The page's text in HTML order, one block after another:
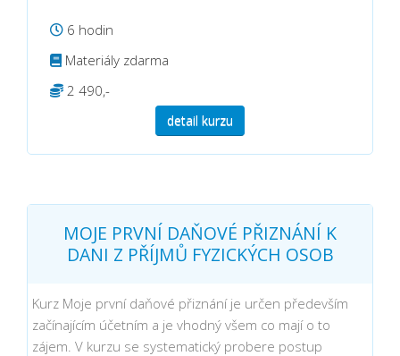
6 hodin
Materiály zdarma
2 490,-
detail kurzu
MOJE PRVNÍ DAŇOVÉ PŘIZNÁNÍ K
DANI Z PŘÍJMŮ FYZICKÝCH OSOB
Kurz Moje první daňové přiznání je určen především
začínajícím účetním a je vhodný všem co mají o to
zájem. V kurzu se systematický probere postup